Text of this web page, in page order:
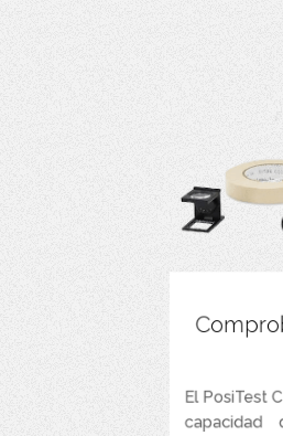
El PosiTest
capacidad
Ideal para
Amplia
diferentes
herramienta